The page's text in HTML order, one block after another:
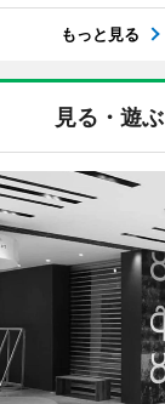
もっと見る
見る・遊ぶ